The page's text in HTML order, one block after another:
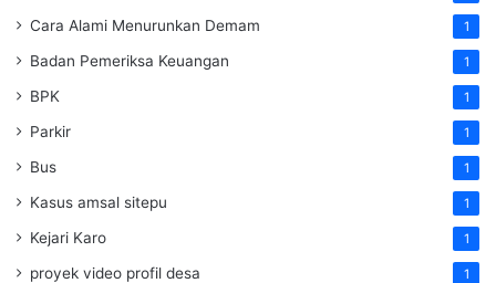
Cara Alami Menurunkan Demam 1
Badan Pemeriksa Keuangan 1
BPK 1
Parkir 1
Bus 1
Kasus amsal sitepu 1
Kejari Karo 1
proyek video profil desa 1